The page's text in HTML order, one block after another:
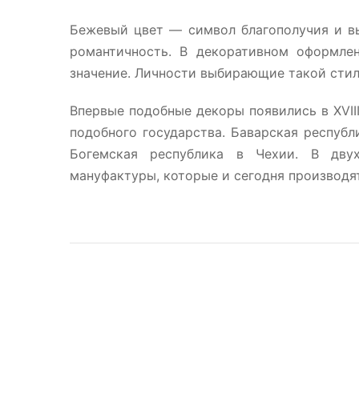
Бежевый цвет — символ благополучия и
романтичность. В декоративном
значение. Личности выбирающие такой
Впервые подобные декоры появились в
подобного государства. Баварская
Богемская республика в Чехии. В
мануфактуры, которые и сегодня